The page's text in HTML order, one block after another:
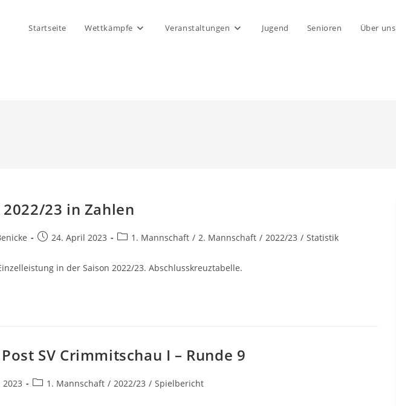
Startseite Wettkämpfe Veranstaltungen Jugend Senioren Über uns
23 in Zahlen
Beitrag24. April 2023
Beitrags-
1. Mannschaft / 2. Mannschaft / 2022/23 / Statistik
in der Saison 2022/23. Abschlusskreuztabelle.
Post SV Crimmitschau I – Runde 9
Beitrags-
1. Mannschaft / 2022/23 / Spielbericht